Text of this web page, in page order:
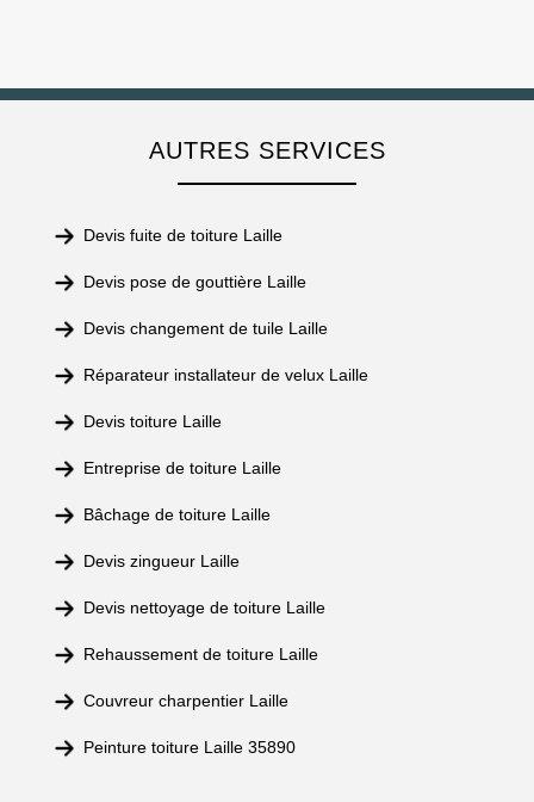
AUTRES SERVICES
Devis fuite de toiture Laille
Devis pose de gouttière Laille
Devis changement de tuile Laille
Réparateur installateur de velux Laille
Devis toiture Laille
Entreprise de toiture Laille
Bâchage de toiture Laille
Devis zingueur Laille
Devis nettoyage de toiture Laille
Rehaussement de toiture Laille
Couvreur charpentier Laille
Peinture toiture Laille 35890